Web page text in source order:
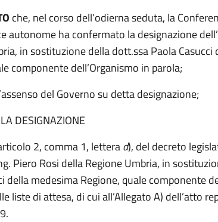
che, nel corso dell’odierna seduta, la
autonome ha confermato la designazione
in sostituzione della dott.ssa Paola Casucci
componente dell’Organismo in parola;
del Governo su detta designazione;
DESIGNAZIONE
2, comma 1, letterad), del decreto
Piero Rosi della Regione Umbria, in
della medesima Regione, quale componente
liste di attesa, di cui all’Allegato A) dell’atto